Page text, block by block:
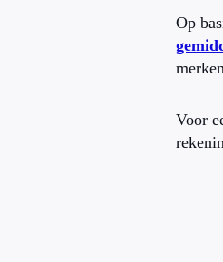
Op
Voor